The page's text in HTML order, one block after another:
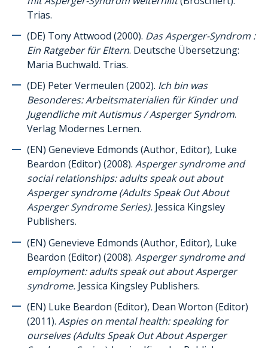
Expériences et témoignages
Références multimédia
Ressources de pictogrammes
Autres ressources utiles
Trias.
(DE) Tony Attwood (2000). Das Asperger-Syndrom :
Ein Ratgeber für Eltern. Deutsche Übersetzung:
Maria Buchwald. Trias.
(DE) Peter Vermeulen (2002). Ich bin was
Besonderes: Arbeitsmaterialien für Kinder und
Jugendliche mit Autismus / Asperger Syndrom.
Verlag Modernes Lernen.
(EN) Genevieve Edmonds (Author, Editor), Luke
Beardon (Editor) (2008). Asperger syndrome and
social relationships: adults speak out about
Asperger syndrome (Adults Speak Out About
Asperger Syndrome Series). Jessica Kingsley
Publishers.
(EN) Genevieve Edmonds (Author, Editor), Luke
Beardon (Editor) (2008). Asperger syndrome and
employment: adults speak out about Asperger
syndrome. Jessica Kingsley Publishers.
(EN) Luke Beardon (Editor), Dean Worton (Editor)
(2011). Aspies on mental health: speaking for
ourselves (Adults Speak Out About Asperger